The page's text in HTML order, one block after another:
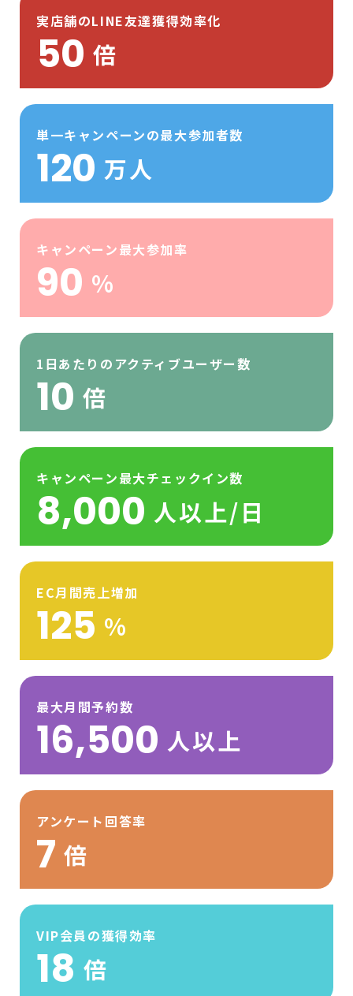
実店舗のLINE友達獲得効率化
50 倍
単一キャンペーンの最大参加者数
120 万人
キャンペーン最大参加率
90 %
1日あたりのアクティブユーザー数
10 倍
キャンペーン最大チェックイン数
8,000 人以上/日
EC月間売上増加
125 %
最大月間予約数
16,500 人以上
アンケート回答率
7 倍
VIP会員の獲得効率
18 倍